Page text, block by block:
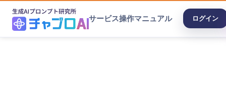
サービス操作マニュアル ログイン